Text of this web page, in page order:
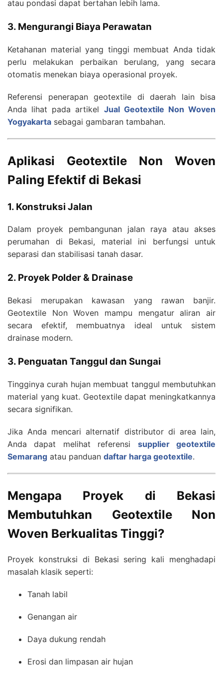
atau pondasi dapat bertahan lebih lama.
3. Mengurangi Biaya Perawatan
Ketahanan material yang tinggi membuat Anda tidak
perlu melakukan perbaikan berulang, yang secara
otomatis menekan biaya operasional proyek.
Referensi penerapan geotextile di daerah lain bisa
Anda lihat pada artikel Jual Geotextile Non Woven
Yogyakarta sebagai gambaran tambahan.
Aplikasi Geotextile Non Woven
Paling Efektif di Bekasi
1. Konstruksi Jalan
Dalam proyek pembangunan jalan raya atau akses
perumahan di Bekasi, material ini berfungsi untuk
separasi dan stabilisasi tanah dasar.
2. Proyek Polder & Drainase
Bekasi merupakan kawasan yang rawan banjir.
Geotextile Non Woven mampu mengatur aliran air
secara efektif, membuatnya ideal untuk sistem
drainase modern.
3. Penguatan Tanggul dan Sungai
Tingginya curah hujan membuat tanggul membutuhkan
material yang kuat. Geotextile dapat meningkatkannya
secara signifikan.
Jika Anda mencari alternatif distributor di area lain,
Anda dapat melihat referensi supplier geotextile
Semarang atau panduan daftar harga geotextile.
Mengapa Proyek di Bekasi
Membutuhkan Geotextile Non
Woven Berkualitas Tinggi?
Proyek konstruksi di Bekasi sering kali menghadapi
masalah klasik seperti:
Tanah labil
Genangan air
Daya dukung rendah
Erosi dan limpasan air hujan